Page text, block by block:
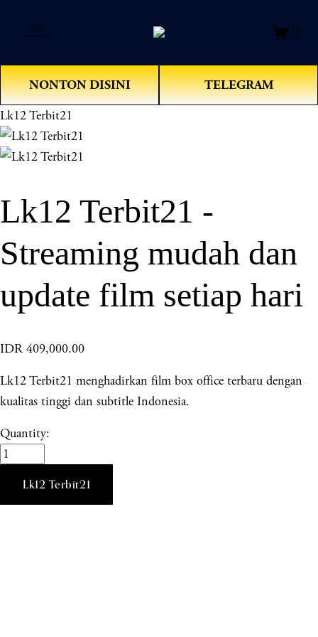
e
n
M
e
u
0
NONTON DISINI TELEGRAM
Lk12 Terbit21
Lk12 Terbit21 -
Streaming mudah dan
update film setiap hari
IDR 409,000.00
Lk12 Terbit21 menghadirkan film box office terbaru dengan
kualitas tinggi dan subtitle Indonesia.
Quantity:
Lk12 Terbit21